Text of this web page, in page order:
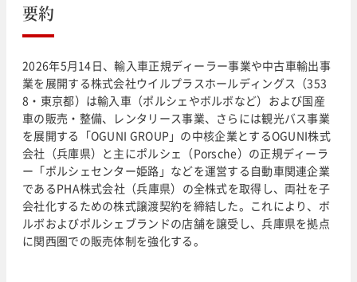
要約
2026年5月14日、輸入車正規ディーラー事業や中古車輸出事
業を展開する株式会社ウイルプラスホールディングス（353
8・東京都）は輸入車（ポルシェやボルボなど）および国産
車の販売・整備、レンタリース事業、さらには観光バス事業
を展開する「OGUNI GROUP」の中核企業とするOGUNI株式
会社（兵庫県）と主にポルシェ（Porsche）の正規ディーラ
ー「ポルシェセンター姫路」などを運営する自動車関連企業
であるPHA株式会社（兵庫県）の全株式を取得し、両社を子
会社化するための株式譲渡契約を締結した。これにより、ボ
ルボおよびポルシェブランドの店舗を譲受し、兵庫県を拠点
に関西圏での販売体制を強化する。